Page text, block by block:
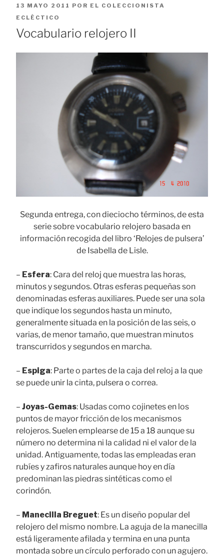
PUBLICADO
EL
13 MAYO 2011 POR EL COLECCIONISTA
ECLÉCTICO
Vocabulario relojero II
Segunda entrega, con dieciocho términos, de esta
serie sobre vocabulario relojero basada en
información recogida del libro ‘Relojes de pulsera’
de Isabella de Lisle.
– Esfera: Cara del reloj que muestra las horas,
minutos y segundos. Otras esferas pequeñas son
denominadas esferas auxiliares. Puede ser una sola
que indique los segundos hasta un minuto,
generalmente situada en la posición de las seis, o
varias, de menor tamaño, que muestran minutos
transcurridos y segundos en marcha.
– Espiga: Parte o partes de la caja del reloj a la que
se puede unir la cinta, pulsera o correa.
– Joyas-Gemas: Usadas como cojinetes en los
puntos de mayor fricción de los mecanismos
relojeros. Suelen emplearse de 15 a 18 aunque su
número no determina ni la calidad ni el valor de la
unidad. Antiguamente, todas las empleadas eran
rubíes y zafiros naturales aunque hoy en día
predominan las piedras sintéticas como el
corindón.
– Manecilla Breguet: Es un diseño popular del
relojero del mismo nombre. La aguja de la manecilla
está ligeramente afilada y termina en una punta
montada sobre un círculo perforado con un agujero.